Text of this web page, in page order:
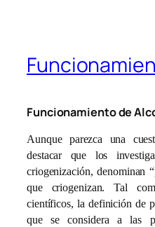
Funcionamiento de
Aunque parezca una
destacar que los
criogenización, denominan
que criogenizan. Tal
científicos, la definición de
que se considera a las